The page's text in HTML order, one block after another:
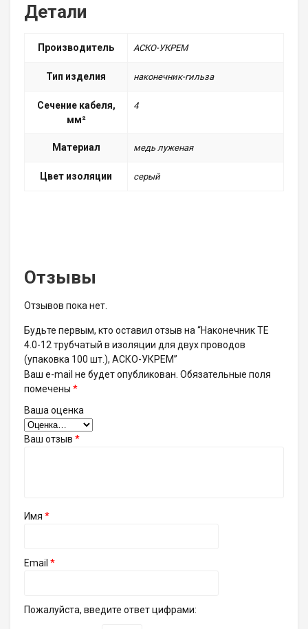
Детали
Производитель АСКО-УКРЕМ
Тип изделия наконечник-гильза
Сечение кабеля,
мм²
4
Материал медь луженая
Цвет изоляции серый
Отзывы
Отзывов пока нет.
Будьте первым, кто оставил отзыв на “Наконечник TE
4.0-12 трубчатый в изоляции для двух проводов
(упаковка 100 шт.), АСКО-УКРЕМ”
Ваш e-mail не будет опубликован. Обязательные поля
помечены *
Ваша оценка
Ваш отзыв *
Имя *
Email *
Пожалуйста, введите ответ цифрами: